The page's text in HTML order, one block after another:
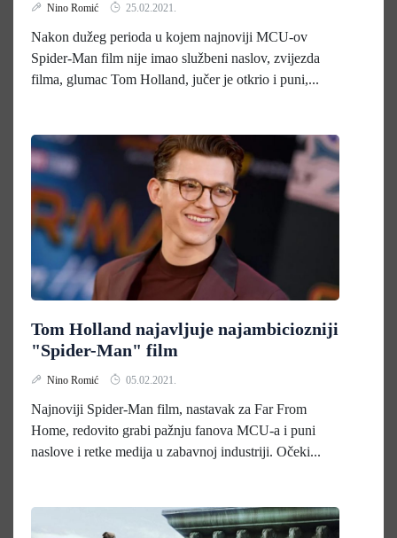
Nino Romić 25.02.2021.
Nakon dužeg perioda u kojem najnoviji MCU-ov
Spider-Man film nije imao službeni naslov, zvijezda
filma, glumac Tom Holland, jučer je otkrio i puni,...
Tom Holland najavljuje najambiciozniji
"Spider-Man" film
Nino Romić 05.02.2021.
Najnoviji Spider-Man film, nastavak za Far From
Home, redovito grabi pažnju fanova MCU-a i puni
naslove i retke medija u zabavnoj industriji. Očeki...